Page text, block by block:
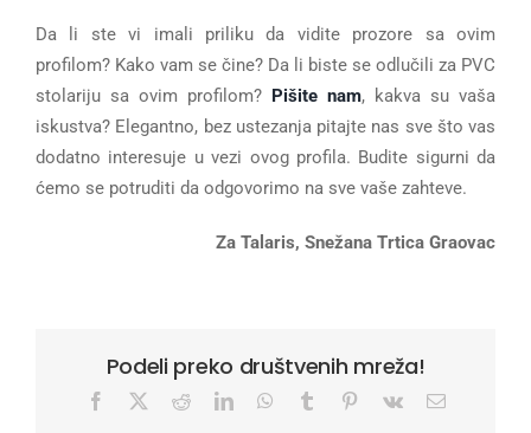
Da li ste vi imali priliku da vidite prozore sa ovim
profilom? Kako vam se čine? Da li biste se odlučili za PVC
stolariju sa ovim profilom? Pišite nam, kakva su vaša
iskustva? Elegantno, bez ustezanja pitajte nas sve što vas
dodatno interesuje u vezi ovog profila. Budite sigurni da
ćemo se potruditi da odgovorimo na sve vaše zahteve.
Za Talaris, Snežana Trtica Graovac
Podeli preko društvenih mreža!
Facebook RedditLinkedInWhatsApp
Tumblr Pinterest
Vk Email